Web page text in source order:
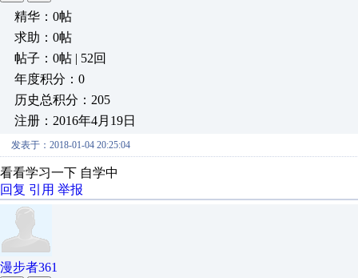
精华：0帖
求助：0帖
帖子：0帖 | 52回
年度积分：0
历史总积分：205
注册：2016年4月19日
发表于：2018-01-04 20:25:04
看看学习一下 自学中
回复 引用 举报
漫步者361